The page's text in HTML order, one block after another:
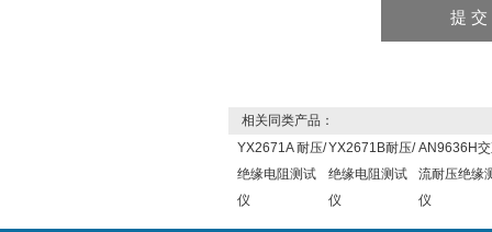
相关同类产品：
YX2671A 耐压/
绝缘电阻测试
仪
YX2671B耐压/
绝缘电阻测试
仪
AN9636H
流耐压绝缘
仪